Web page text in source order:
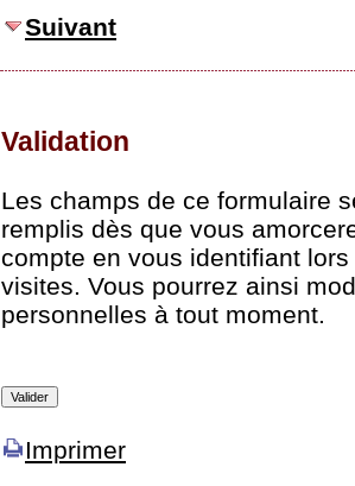
Suivant
Validation
Les champs de ce formulaire
remplis dès que vous
compte en vous identifiant
visites. Vous pourrez ainsi
personnelles à tout moment.
Imprimer